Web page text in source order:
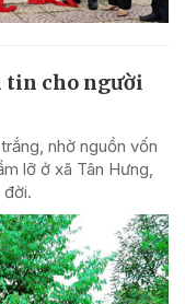
tin cho người
nhờ nguồn vốn
lỡ ở xã Tân Hưng,